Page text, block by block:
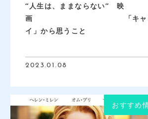
“人生は、ままならない” 映
画 「キャスト・
イ」から思うこと
2023.01.08
おすすめ